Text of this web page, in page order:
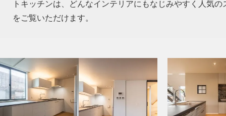
トキッチンは、どんなインテリアにもなじみやすく人気
をご覧いただけます。